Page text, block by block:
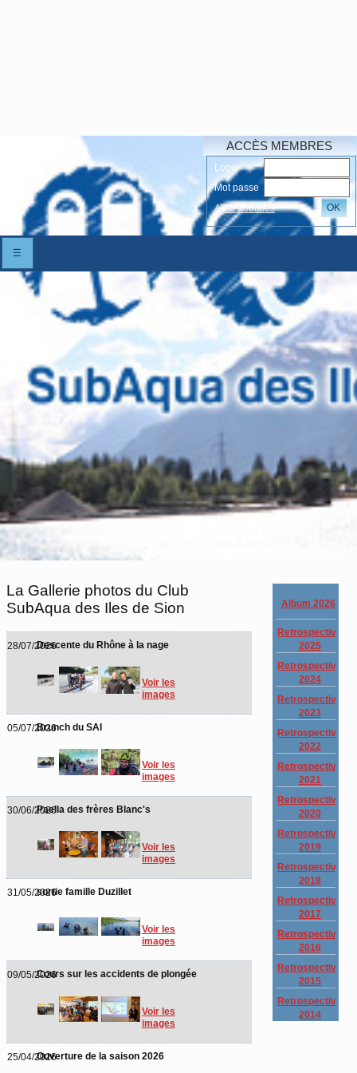
ACCÈS MEMBRES
Login
Mot passe
Accés oubliés
OK
☰
La Gallerie photos du Club
SubAqua des Iles de Sion
28/07/2026Descente du Rhône à la nage
Voir les
images
05/07/2026Brunch du SAI
Voir les
images
30/06/2026Paella des frères Blanc's
Voir les
images
31/05/2026sortie famille Duzillet
Voir les
images
09/05/2026Cours sur les accidents de plongée
Voir les
images
25/04/2026Ouverture de la saison 2026
Album 2026
Retrospective
2025
Retrospective
2024
Retrospective
2023
Retrospective
2022
Retrospective
2021
Retrospective
2020
Retrospective
2019
Retrospective
2018
Retrospective
2017
Retrospective
2016
Retrospective
2015
Retrospective
2014